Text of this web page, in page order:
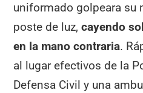
uniformado golpeara su
poste de luz,cayendo
en la mano contraria.
al lugar efectivos de la
Defensa Civil y una